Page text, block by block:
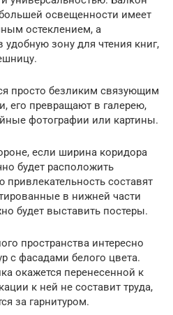
освещенности имеет
остеклением, а
удобную зону для чтения книг,
просто безликим связующим
его превращают в галерею,
фотографии или картины.
если ширина коридора
будет расположить
составят
в нижней части
будет выставить постеры.
пространства интересно
с фасадами белого цвета.
окажется перенесенной к
к ней не составит труда,
за гарнитуром.